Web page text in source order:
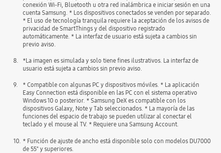
conexión Wi-Fi, Bluetooth u otra red inalámbrica e iniciar sesión en una
cuenta Samsung. * Los dispositivos conectados se venden por separado.
* El uso de tecnología tranquila requiere la aceptación de los avisos de
privacidad de SmartThings y del dispositivo registrado
automáticamente. * La interfaz de usuario está sujeta a cambios sin
previo aviso.
8.
*La imagen es simulada y solo tiene fines ilustrativos. La interfaz de
usuario está sujeta a cambios sin previo aviso.
9.
* Compatible con algunas PC y dispositivos móviles. * La aplicación
Easy Connection está disponible en las PC con el sistema operativo
Windows 10 o posterior. * Samsung DeX es compatible con los
dispositivos Galaxy, Note y Tab seleccionados. * La mayoría de las
funciones del espacio de trabajo se pueden utilizar al conectar el
teclado y el mouse al TV. * Requiere una Samsung Account.
10. * Función de ajuste de ancho está disponible solo con modelos DU7000
de 55" y superiores.